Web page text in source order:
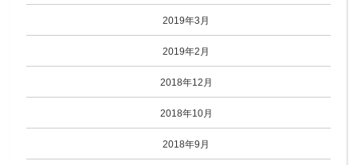
2019年3月
2019年2月
2018年12月
2018年10月
2018年9月